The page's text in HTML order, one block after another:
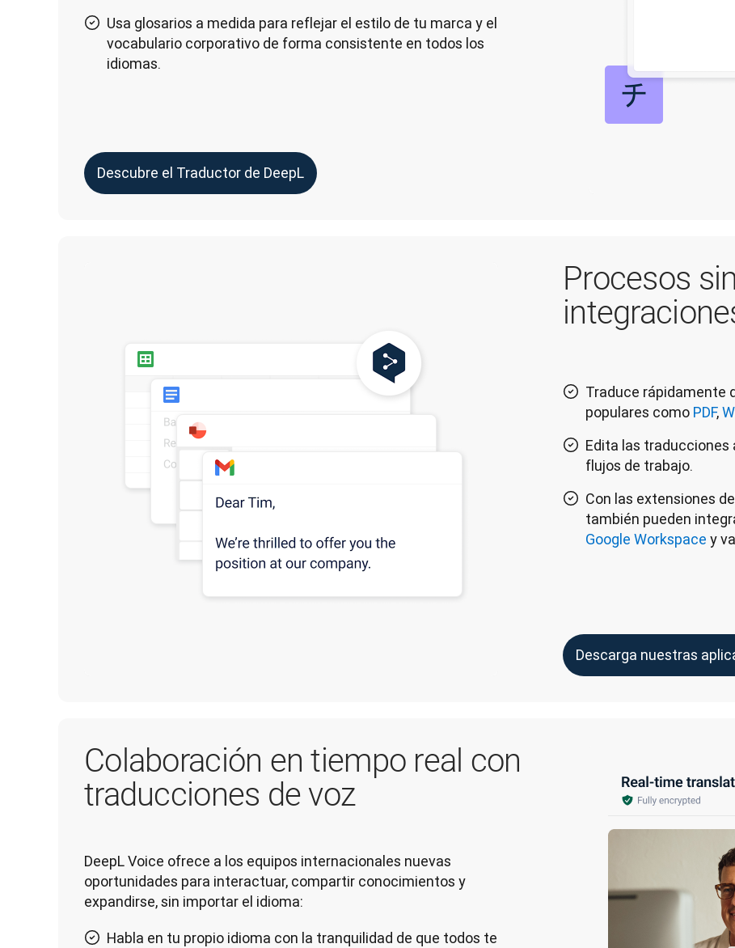
Usa glosarios a medida para reflejar el estilo de tu marca y el
vocabulario corporativo de forma consistente en todos los
idiomas.
Descubre el Traductor de DeepL
Procesos
Traduce rápidamente
populares como PDF,
Edita las traducciones
flujos de trabajo.
Con las extensiones
también pueden
Google Workspace y
Descarga nuestras
Colaboración en tiempo real con
traducciones de voz
DeepL Voice ofrece a los equipos internacionales nuevas
oportunidades para interactuar, compartir conocimientos y
expandirse, sin importar el idioma:
Habla en tu propio idioma con la tranquilidad de que todos te